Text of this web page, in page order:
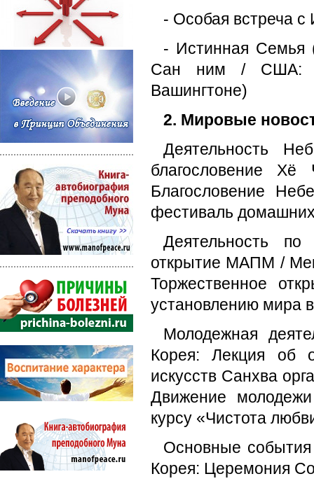
- Особая встреча
- Истинная Семья
Сан ним / США:
Вашингтоне)
2. Мировые
Деятельность
благословение
Благословение
фестиваль
Деятельность
открытие МАПМ /
Торжественное
установлению мира
Молодежная
Корея: Лекция об
искусств Санхва
Движение
курсу «Чистота
Основные
Корея: Церемония